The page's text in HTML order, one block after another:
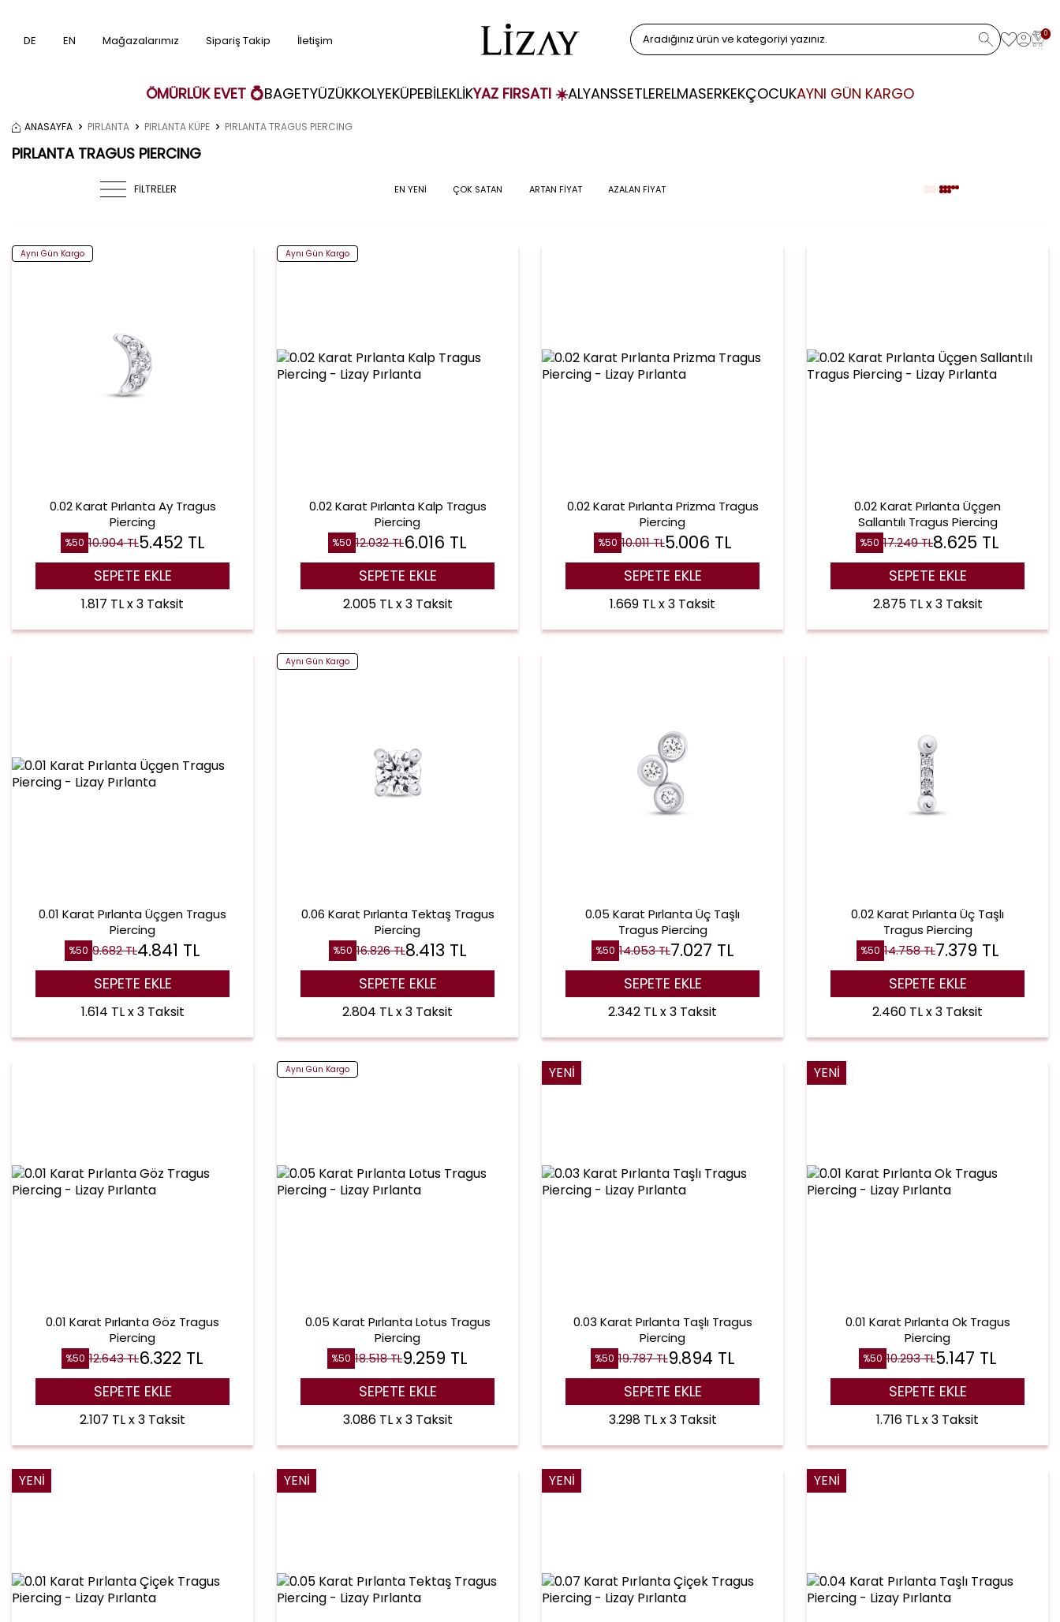
DE EN Mağazalarımız Sipariş Takip İletişim 0
ÖMÜRLÜK EVET 💍BAGETYÜZÜKKOLYEKÜPEBİLEKLİKYAZ FIRSATI ☀️ALYANSSETLERELMASERKEKÇOCUKAYNI GÜN KARGO
ANASAYFA PIRLANTA PIRLANTA KÜPE PIRLANTA TRAGUS PIERCING
PIRLANTA TRAGUS PIERCING
FİLTRELER EN YENİ ÇOK SATAN ARTAN FİYAT AZALAN FİYAT
Aynı Gün Kargo
0.02 Karat Pırlanta Ay Tragus
Piercing
%50 10.904TL5.452 TL
SEPETE EKLE
1.817 TL x 3 Taksit
Aynı Gün Kargo
0.02 Karat Pırlanta Kalp Tragus
Piercing
%50 12.032TL6.016 TL
SEPETE EKLE
2.005 TL x 3 Taksit
0.02 Karat Pırlanta Prizma Tragus
Piercing
%50 10.011TL5.006 TL
SEPETE EKLE
1.669 TL x 3 Taksit
0.02 Karat Pırlanta Üçgen
Sallantılı Tragus Piercing
%50 17.249TL8.625 TL
SEPETE EKLE
2.875 TL x 3 Taksit
0.01 Karat Pırlanta Üçgen Tragus
Piercing
%50 9.682TL4.841 TL
SEPETE EKLE
1.614 TL x 3 Taksit
Aynı Gün Kargo
0.06 Karat Pırlanta Tektaş Tragus
Piercing
%50 16.826TL8.413 TL
SEPETE EKLE
2.804 TL x 3 Taksit
0.05 Karat Pırlanta Üç Taşlı
Tragus Piercing
%50 14.053TL7.027 TL
SEPETE EKLE
2.342 TL x 3 Taksit
0.02 Karat Pırlanta Üç Taşlı
Tragus Piercing
%50 14.758TL7.379 TL
SEPETE EKLE
2.460 TL x 3 Taksit
0.01 Karat Pırlanta Göz Tragus
Piercing
%50 12.643TL6.322 TL
SEPETE EKLE
2.107 TL x 3 Taksit
Aynı Gün Kargo
0.05 Karat Pırlanta Lotus Tragus
Piercing
%50 18.518TL9.259 TL
SEPETE EKLE
3.086 TL x 3 Taksit
YENI
0.03 Karat Pırlanta Taşlı Tragus
Piercing
%50 19.787TL9.894 TL
SEPETE EKLE
3.298 TL x 3 Taksit
YENI
0.01 Karat Pırlanta Ok Tragus
Piercing
%50 10.293TL5.147 TL
SEPETE EKLE
1.716 TL x 3 Taksit
YENI YENI YENI YENI